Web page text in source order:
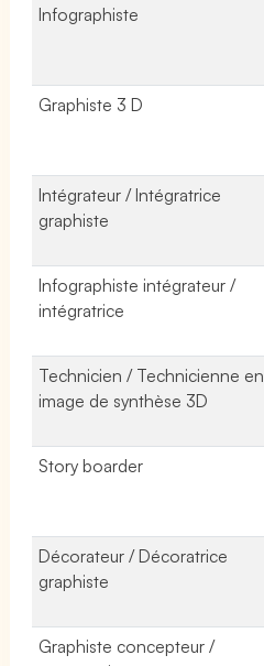
Infographiste
Graphiste 3 D
Intégrateur / Intégratrice
graphiste
Infographiste intégrateur /
intégratrice
Technicien / Technicienne en
image de synthèse 3D
Story boarder
Décorateur / Décoratrice
graphiste
Graphiste concepteur /